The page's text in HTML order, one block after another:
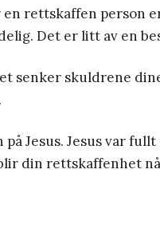
rettskaffen person
Det er litt av en
senker skuldrene
Jesus. Jesus var
din rettskaffenhet